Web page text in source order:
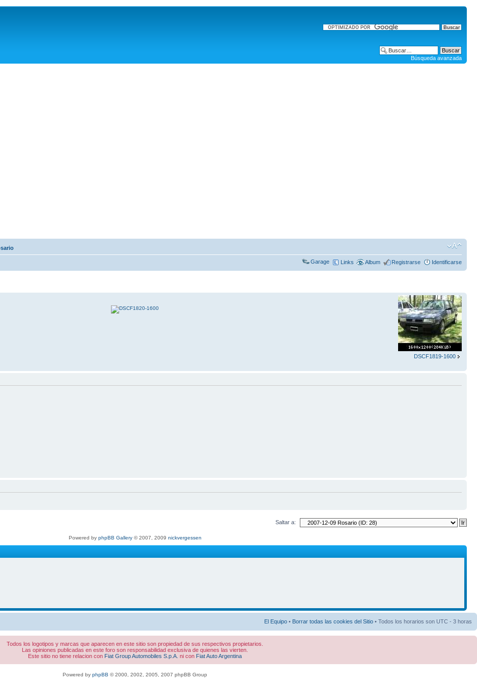
Búsqueda avanzada
Garage Links Album Registrarse Identificarse
DSCF1819-1600
Saltar a:
Powered by phpBB Gallery© 2007, 2009 nickvergessen
El Equipo • Borrar todas las cookies del Sitio • Todos los horarios son UTC - 3 horas
Todos los logotipos y marcas que aparecen en este sitio son propiedad de sus respectivos propietarios.
Las opiniones publicadas en este foro son responsabilidad exclusiva de quienes las vierten.
Este sitio no tiene relacion con Fiat Group Automobiles S.p.A. ni con Fiat Auto Argentina
Powered by phpBB © 2000, 2002, 2005, 2007 phpBB Group